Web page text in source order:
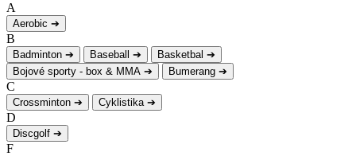
A
Aerobic ➔
B
Badminton ➔ Baseball ➔ Basketbal ➔
Bojové sporty - box & MMA ➔ Bumerang ➔
C
Crossminton ➔ Cyklistika ➔
D
Discgolf ➔
F